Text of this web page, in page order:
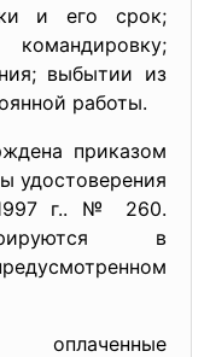
и его срок;
выбытии из
работы.
приказом
удостоверения
г.. № 260.
в
оплаченные